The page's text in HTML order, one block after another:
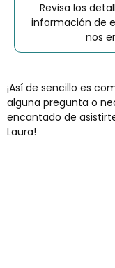
Revisa los
información de
nos
¡Así de sencillo es
alguna pregunta o
encantado de
Laura!